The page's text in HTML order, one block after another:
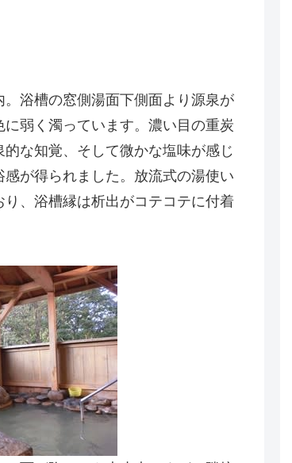
浴槽の窓側湯面下側面より源泉が
弱く濁っています。濃い目の重炭
な知覚、そして微かな塩味が感じ
が得られました。放流式の湯使い
、浴槽縁は析出がコテコテに付着